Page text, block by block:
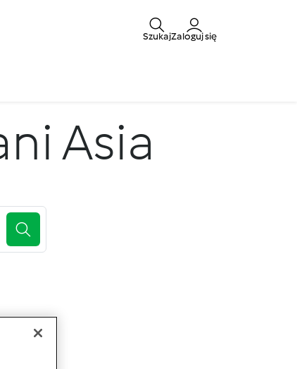
SzukajZaloguj się
Asia